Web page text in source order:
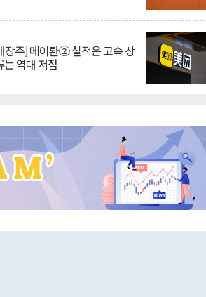
장주] 메이퇀② 실적은 고속 상
는 역대 저점